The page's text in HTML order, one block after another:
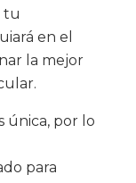
tu
en el
la mejor
única, por lo
para